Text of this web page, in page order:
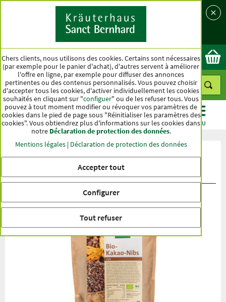
Pays
Ok
CATÉGORIES OFFRES BEST-SELLER MENU
Évaluation du produit Grué de cacao
bio (crus)
Chers clients, nous utilisons des cookies. Certains sont nécessaires
(par exemple pour le panier d'achat), d'autres servent à améliorer
l'offre en ligne, par exemple pour diffuser des annonces
pertinentes ou des contenus personnalisés. Vous pouvez choisir
d'accepter tous les cookies, d'activer individuellement les cookies
souhaités en cliquant sur "configuer" ou de les refuser tous. Vous
pouvez à tout moment modifier ou révoquer vos paramètres de
cookies dans le pied de page sous "Réinitialiser les paramètres des
cookies". Vous obtiendrez plus d'informations sur les cookies dans
notre Déclaration de protection des données.
Mentions légales| Déclaration de protection des données
Accepter tout
Configurer
Tout refuser